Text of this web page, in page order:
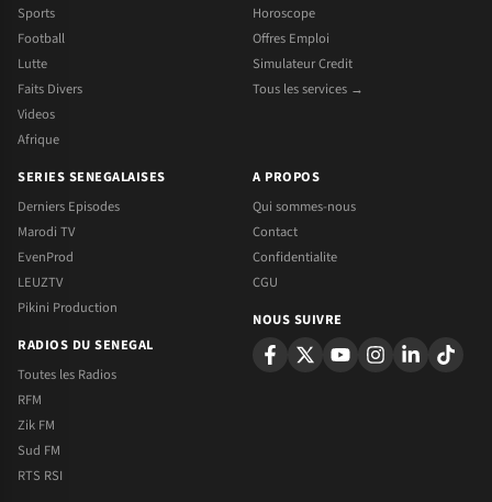
Sports
Football
Lutte
Faits Divers
Videos
Afrique
Horoscope
Offres Emploi
Simulateur Credit
Tous les services →
SERIES SENEGALAISES
Derniers Episodes
Marodi TV
EvenProd
LEUZTV
Pikini Production
RADIOS DU SENEGAL
Toutes les Radios
RFM
Zik FM
Sud FM
RTS RSI
A PROPOS
Qui sommes-nous
Contact
Confidentialite
CGU
NOUS SUIVRE